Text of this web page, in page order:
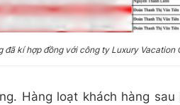
đã kí hợp đồng với công ty Luxury
Hàng loạt khách hàng